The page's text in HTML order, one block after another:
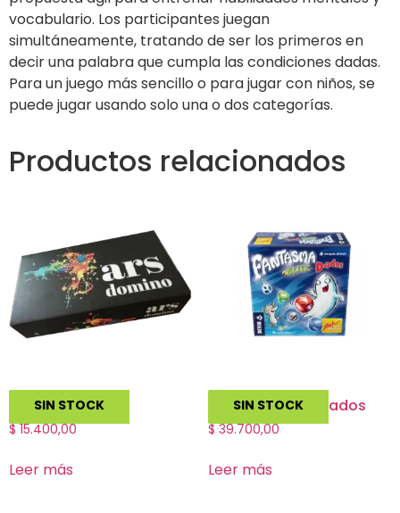
vocabulario. Los participantes juegan
simultáneamente, tratando de ser los primeros en
decir una palabra que cumpla las condiciones dadas.
Para un juego más sencillo o para jugar con niños, se
puede jugar usando solo una o dos categorías.
Productos relacionados
SIN STOCK
Ars Domino
$ 15.400,00
Leer más
SIN STOCK
Fantasma Blitz Dados
$ 39.700,00
Leer más